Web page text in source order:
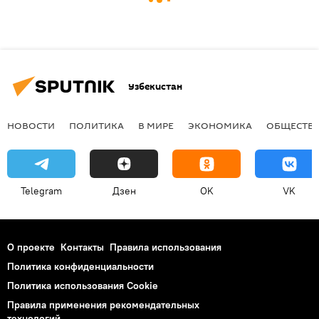
Узбекистан
НОВОСТИ ПОЛИТИКА В МИРЕ ЭКОНОМИКА
Telegram Дзен OK VK
О проекте Контакты Правила использования
Политика конфиденциальности
Политика использования Cookie
Правила применения рекомендательных